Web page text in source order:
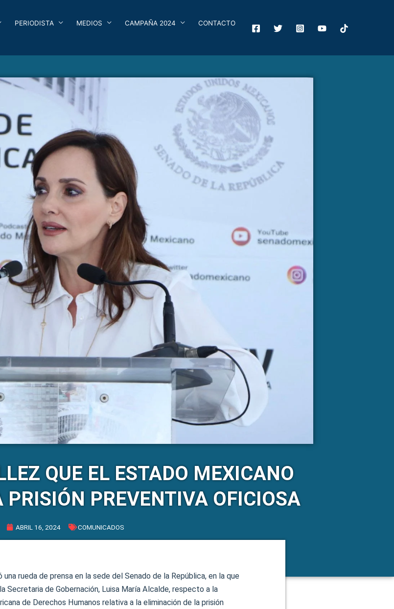
PERIODISTA MEDIOS CAMPAÑA 2024 CONTACTO
QUE EL ESTADO MEXICANO
PREVENTIVA OFICIOSA
ABRIL 16, 2024 COMUNICADOS
una rueda de prensa en la sede del Senado de la República, en la que
Secretaria de Gobernación, Luisa María Alcalde, respecto a la
de Derechos Humanos relativa a la eliminación de la prisión